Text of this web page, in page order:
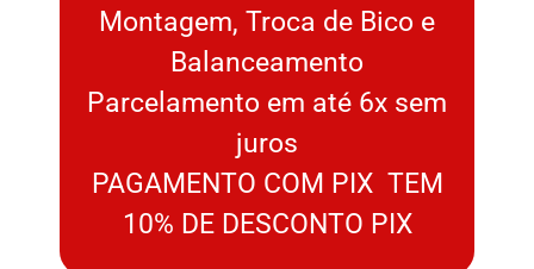
Montagem, Troca de Bico e
Balanceamento
Parcelamento em até 6x sem
juros
PAGAMENTO COM PIX TEM
10% DE DESCONTO PIX